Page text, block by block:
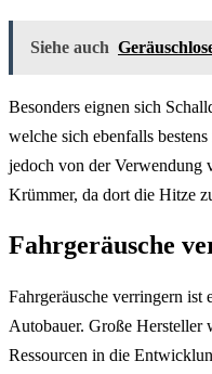
Siehe auch
Besonders eignen sich
welche sich ebenfalls
jedoch von der Verwendung
Krümmer, da dort die Hitze
Fahrgeräusche
Fahrgeräusche verringern
Autobauer. Große Hersteller
Ressourcen in die